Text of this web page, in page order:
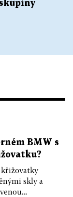
BMW s
křižovatky
skly a